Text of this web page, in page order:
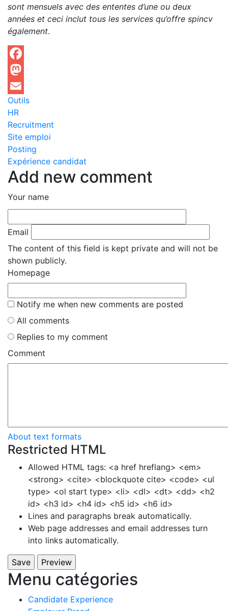
sont mensuels avec des ententes d’une ou deux
années et ceci inclut tous les services qu’offre spincv
également.
Facebook
Mastodon
Email
Outils
HR
Recruitment
Site emploi
Posting
Expérience candidat
Add new comment
Your name
Email
The content of this field is kept private and will not be
shown publicly.
Homepage
Notify me when new comments are posted
All comments
Replies to my comment
Comment
About text formats
Restricted HTML
Allowed HTML tags: <a href hreflang> <em>
<strong> <cite> <blockquote cite> <code> <ul
type> <ol start type> <li> <dl> <dt> <dd> <h2
id> <h3 id> <h4 id> <h5 id> <h6 id>
Lines and paragraphs break automatically.
Web page addresses and email addresses turn
into links automatically.
Menu catégories
Candidate Experience